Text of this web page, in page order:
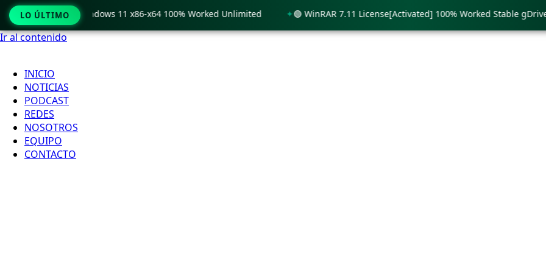
Ir al contenido
INICIO
NOTICIAS
PODCAST
REDES
NOSOTROS
EQUIPO
CONTACTO
LO ÚLTIMO
Crack only Windows 11 x86-x64 100% Worked Unlimited 🟢 WinRAR 7.11 License[Activated] 100% Worked Stable gDrive